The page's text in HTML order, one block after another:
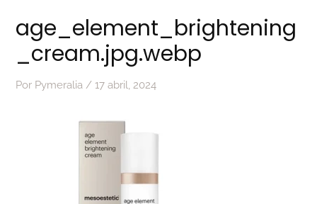
age_element_brightening
_cream.jpg.webp
Por Pymeralia /17 abril, 2024